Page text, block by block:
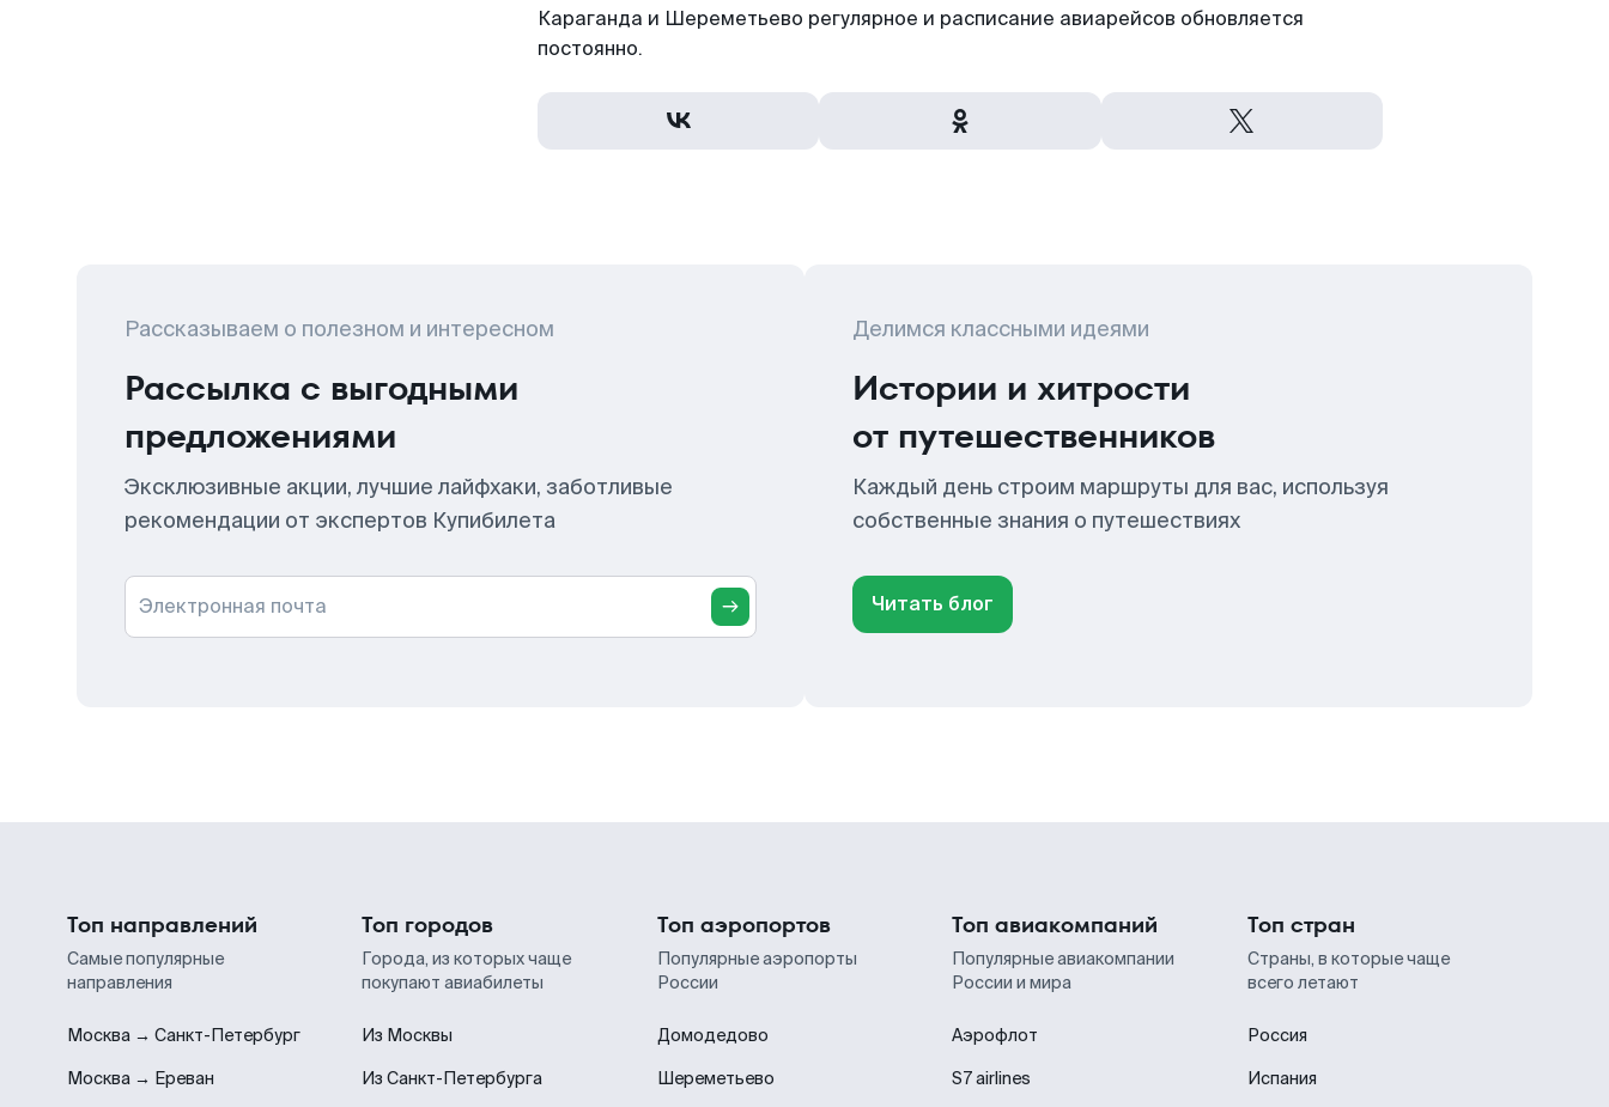
Караганда и Шереметьево регулярное и расписание авиарейсов обновляется
постоянно.
Рассказываем о полезном и интересном
Рассылка с выгодными
предложениями
Эксклюзивные акции, лучшие лайфхаки, заботливые
рекомендации от экспертов Купибилета
Электронная почта
Делимся классными идеями
Истории и хитрости
от путешественников
Каждый день строим маршруты для вас, используя
собственные знания о путешествиях
Читать блог
Топ направлений
Самые популярные
направления
Москва → Санкт-Петербург
Москва → Ереван
Топ городов
Города, из которых чаще
покупают авиабилеты
Из Москвы
Из Санкт-Петербурга
Топ аэропортов
Популярные аэропорты
России
Домодедово
Шереметьево
Топ авиакомпаний
Популярные авиакомпании
России и мира
Аэрофлот
S7 airlines
Топ стран
Страны, в которые чаще
всего летают
Россия
Испания